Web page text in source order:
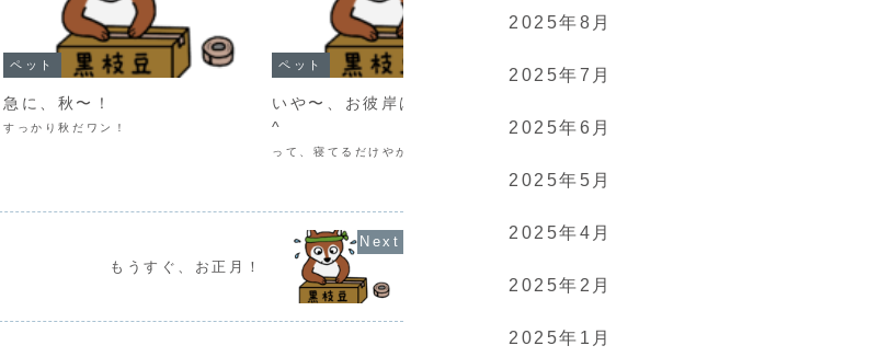
ペット
急に、秋〜！
すっかり秋だワン！
ペット
いや〜、お彼岸は疲れるわ〜^
^
って、寝てるだけやがな^o^
ペット
お天気のこと？いえいえ、パラソルの話
もうすぐ、お正月！
2025年8月
2025年7月
2025年6月
2025年5月
2025年4月
2025年2月
2025年1月